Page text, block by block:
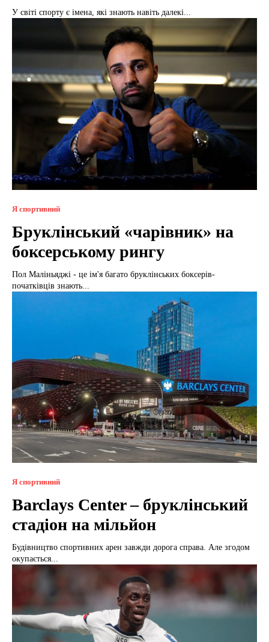
У світі спорту є імена, які знають навіть далекі...
Я спортивний
Бруклінський «чарівник» на
боксерському рингу
Пол Маліньяджі - це ім'я багато бруклінських боксерів-
початківців знають...
Я спортивний
Barclays Center – бруклінський
стадіон на мільйон
Будівництво спортивних арен завжди дорога справа. Але згодом
окупається...